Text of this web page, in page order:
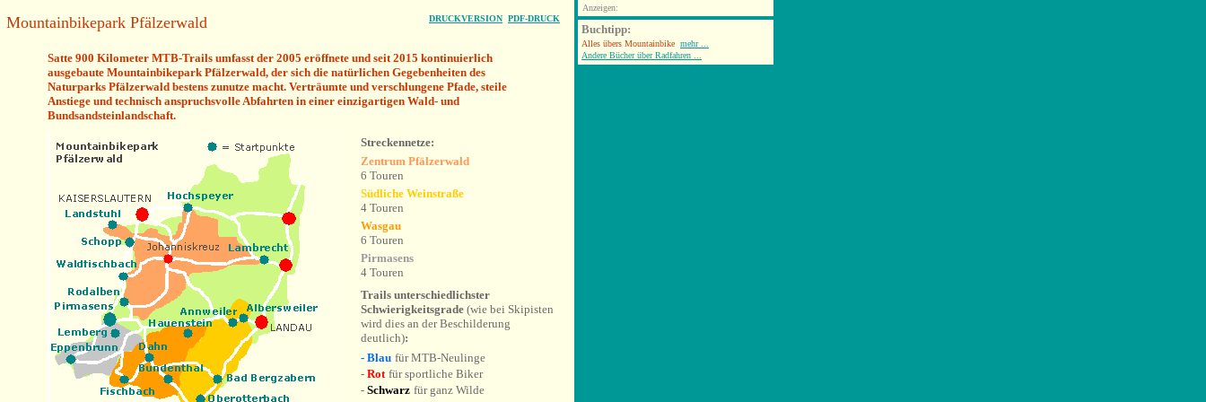
Mountainbikepark Pfälzerwald DRUCKVERSION PDF-DRUCK
Satte 900 Kilometer MTB-Trails umfasst der 2005 eröffnete und seit 2015 kontinuierlich
ausgebaute Mountainbikepark Pfälzerwald, der sich die natürlichen Gegebenheiten des
Naturparks Pfälzerwald bestens zunutze macht. Verträumte und verschlungene Pfade, steile
Anstiege und technisch anspruchsvolle Abfahrten in einer einzigartigen Wald- und
Bundsandsteinlandschaft.
Streckennetze:
Zentrum Pfälzerwald
6 Touren
Südliche Weinstraße
4 Touren
Wasgau
6 Touren
Pirmasens
4 Touren
Trails unterschiedlichster
Schwierigkeitsgrade (wie bei Skipisten
wird dies an der Beschilderung
deutlich):
- Blau für MTB-Neulinge
- Rot für sportliche Biker
- Schwarz für ganz Wilde
Anzeigen:
Buchtipp:
Alles übers Mountainbike mehr ...
Andere Bücher über Radfahren ...